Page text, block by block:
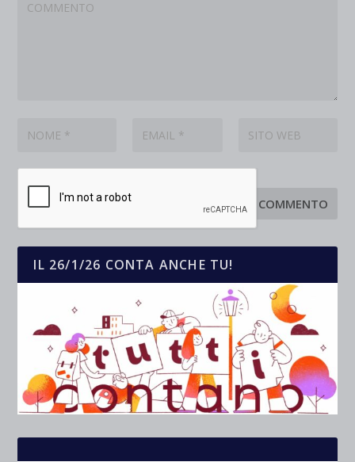
IL 26/1/26 CONTA ANCHE TU!